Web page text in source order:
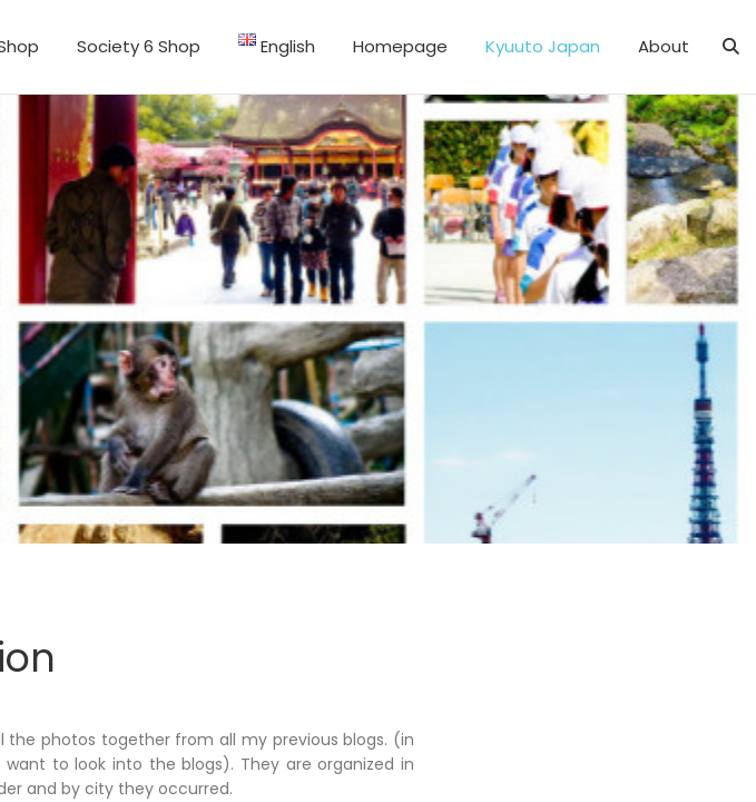
Society 6 Shop English Homepage Kyuuto Japan About
photos together from all my previous blogs. (in
to look into the blogs). They are organized in
and by city they occurred.